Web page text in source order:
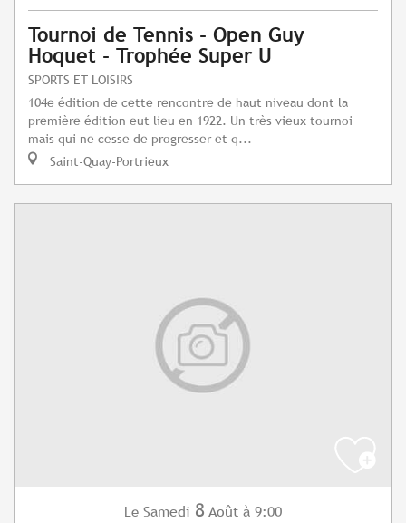
Tournoi de Tennis - Open Guy
Hoquet - Trophée Super U
SPORTS ET LOISIRS
104e édition de cette rencontre de haut niveau dont la
première édition eut lieu en 1922. Un très vieux tournoi
mais qui ne cesse de progresser et q...
Saint-Quay-Portrieux
Le Samedi 8 Août à 9:00